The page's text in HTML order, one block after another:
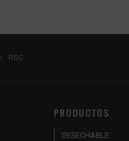
RSC
PRODUCTOS
DESECHABLE